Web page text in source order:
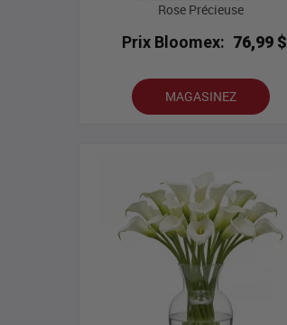
Rose Précieuse
Prix Bloomex: 76,99 $
MAGASINEZ